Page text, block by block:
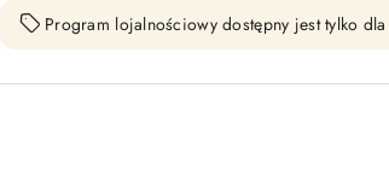
Program lojalnościowy dostępny jest tylko